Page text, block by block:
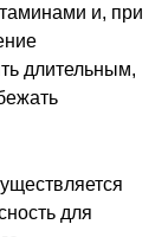
и, при
длительным,
для